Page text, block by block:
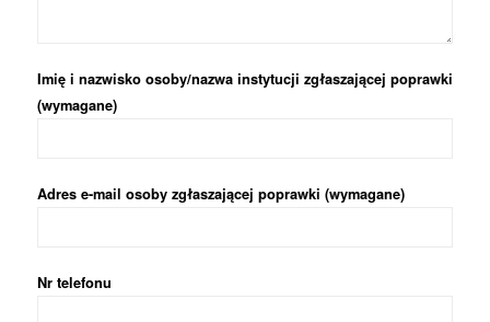
Imię i nazwisko osoby/nazwa instytucji zgłaszającej poprawki
(wymagane)
Adres e-mail osoby zgłaszającej poprawki (wymagane)
Nr telefonu